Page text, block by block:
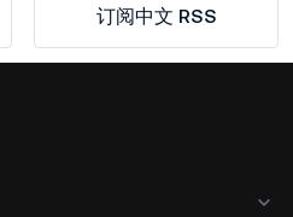
订阅中文 RSS